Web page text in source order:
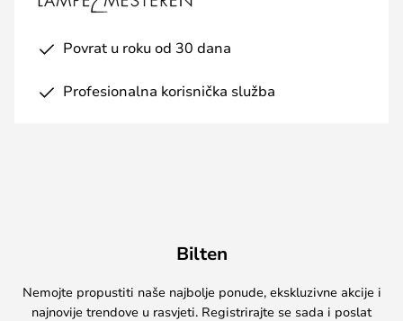
Povrat u roku od 30 dana
Profesionalna korisnička služba
Bilten
Nemojte propustiti naše najbolje ponude, ekskluzivne akcije i
najnovije trendove u rasvjeti. Registrirajte se sada i poslat